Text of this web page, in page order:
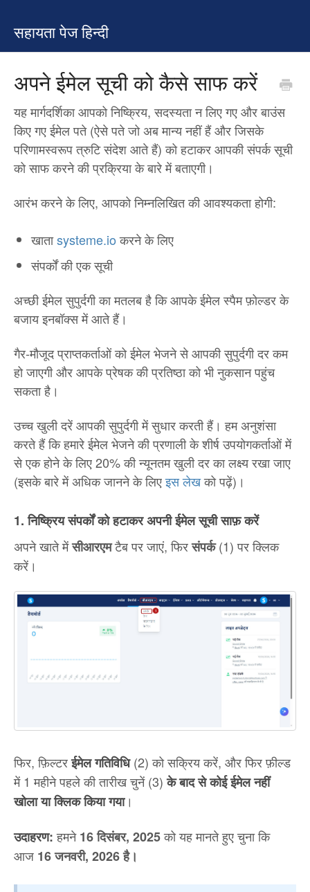
सहायता पेज हिन्दी
अपने ईमेल सूची को कैसे साफ करें
यह मार्गदर्शिका आपको निष्क्रिय, सदस्यता न लिए गए और बाउंस
किए गए ईमेल पते (ऐसे पते जो अब मान्य नहीं हैं और जिसके
परिणामस्वरूप त्रुटि संदेश आते हैं) को हटाकर आपकी संपर्क सूची
को साफ करने की प्रक्रिया के बारे में बताएगी।
आरंभ करने के लिए, आपको निम्नलिखित की आवश्यकता होगी:
खाताsysteme.ioकरने के लिए
संपर्कों की एक सूची
अच्छी ईमेल सुपुर्दगी का मतलब है कि आपके ईमेल स्पैम फ़ोल्डर के
बजाय इनबॉक्स में आते हैं।
गैर-मौजूद प्राप्तकर्ताओं को ईमेल भेजने से आपकी सुपुर्दगी दर कम
हो जाएगी और आपके प्रेषक की प्रतिष्ठा को भी नुकसान पहुंच
सकता है।
उच्च खुली दरें आपकी सुपुर्दगी में सुधार करती हैं। हम अनुशंसा
करते हैं कि हमारे ईमेल भेजने की प्रणाली के शीर्ष उपयोगकर्ताओं में
से एक होने के लिए 20% की न्यूनतम खुली दर का लक्ष्य रखा जाए
(इसके बारे में अधिक जानने के लिएइस लेखको पढ़ें)।
1. निष्क्रिय संपर्कों को हटाकर अपनी ईमेल सूची साफ़ करें
अपने खाते मेंसीआरएमटैब पर जाएं, फिरसंपर्क(1) पर क्लिक
करें।
फिर, फ़िल्टरईमेल गतिविधि(2) को सक्रिय करें, और फिर फ़ील्ड
में 1 महीने पहले की तारीख चुनें (3)के बाद से कोई ईमेल नहीं
खोला या क्लिक किया गया।
उदाहरण:हमने16 दिसंबर, 2025को यह मानते हुए चुना कि
आज 16 जनवरी, 2026 है।